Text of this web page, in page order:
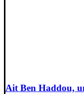
Ait Ben Haddou,